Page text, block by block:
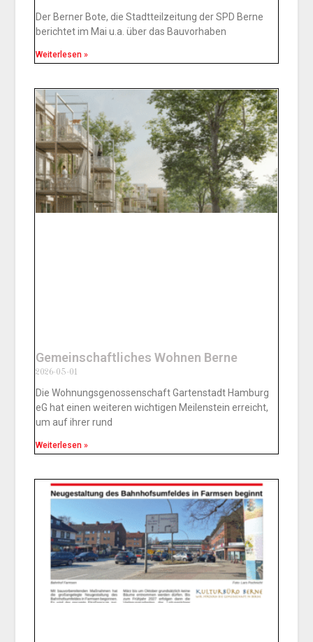
Der Berner Bote, die Stadtteilzeitung der SPD Berne
berichtet im Mai u.a. über das Bauvorhaben
Weiterlesen »
Gemeinschaftliches Wohnen Berne
2026-05-01
Die Wohnungsgenossenschaft Gartenstadt Hamburg
eG hat einen weiteren wichtigen Meilenstein erreicht,
um auf ihrer rund
Weiterlesen »